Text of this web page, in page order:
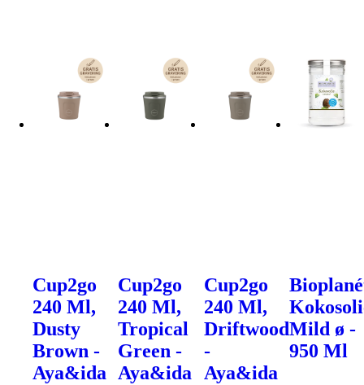
Cup2go
240 Ml,
Dusty
Brown -
Aya&ida
Cup2go
240 Ml,
Tropical
Green -
Aya&ida
Cup2go
240 Ml,
Driftwood
-
Aya&ida
Mild ø -
950 Ml